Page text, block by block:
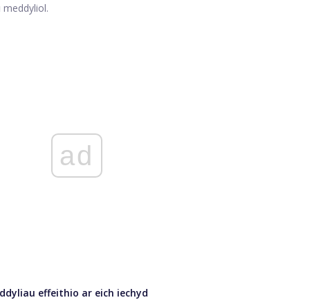
ad
effeithio ar eich iechyd